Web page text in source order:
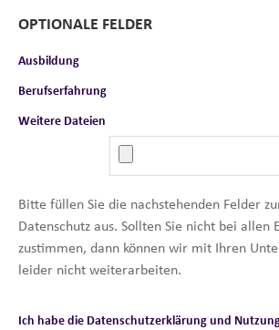
OPTIONALE FELDER
Ausbildung
Berufserfahrung
Weitere Dateien
Bitte füllen Sie die nachstehenden Felder
Datenschutz aus. Sollten Sie nicht bei allen
zustimmen, dann können wir mit Ihren
leider nicht weiterarbeiten.
Ich habe die Datenschutzerklärung und